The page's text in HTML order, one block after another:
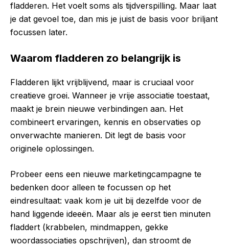
fladderen. Het voelt soms als tijdverspilling. Maar laat
je dat gevoel toe, dan mis je juist de basis voor briljant
focussen later.
Waarom fladderen zo belangrijk is
Fladderen lijkt vrijblijvend, maar is cruciaal voor
creatieve groei. Wanneer je vrije associatie toestaat,
maakt je brein nieuwe verbindingen aan. Het
combineert ervaringen, kennis en observaties op
onverwachte manieren. Dit legt de basis voor
originele oplossingen.
Probeer eens een nieuwe marketingcampagne te
bedenken door alleen te focussen op het
eindresultaat: vaak kom je uit bij dezelfde voor de
hand liggende ideeën. Maar als je eerst tien minuten
fladdert (krabbelen, mindmappen, gekke
woordassociaties opschrijven), dan stroomt de